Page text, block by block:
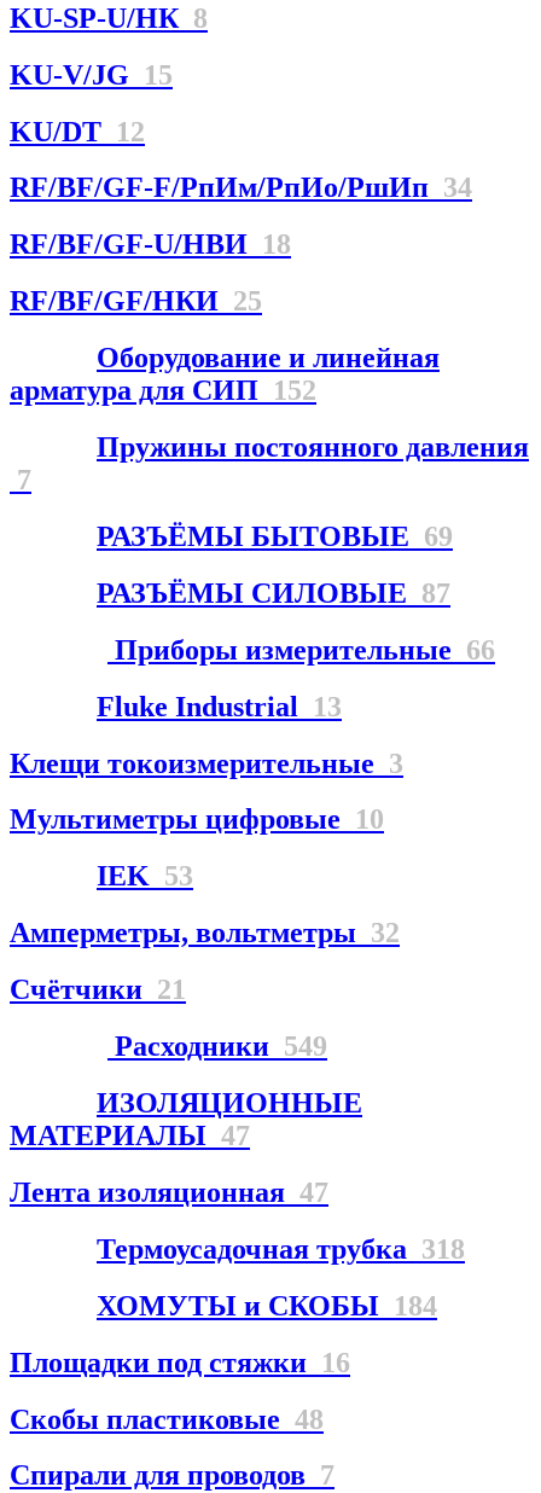
KU-SP-U/НК 8
KU-V/JG 15
KU/DT 12
RF/BF/GF-F/РпИм/РпИо/РшИп 34
RF/BF/GF-U/НBИ 18
RF/BF/GF/НКИ 25
Оборудование и линейная
арматура для СИП 152
Пружины постоянного давления
7
РАЗЪЁМЫ БЫТОВЫЕ 69
РАЗЪЁМЫ СИЛОВЫЕ 87
Приборы измерительные 66
Fluke Industrial 13
Клещи токоизмерительные 3
Мультиметры цифровые 10
IEK 53
Амперметры, вольтметры 32
Счётчики 21
Расходники 549
ИЗОЛЯЦИОННЫЕ
МАТЕРИАЛЫ 47
Лента изоляционная 47
Термоусадочная трубка 318
ХОМУТЫ и СКОБЫ 184
Площадки под стяжки 16
Скобы пластиковые 48
Спирали для проводов 7